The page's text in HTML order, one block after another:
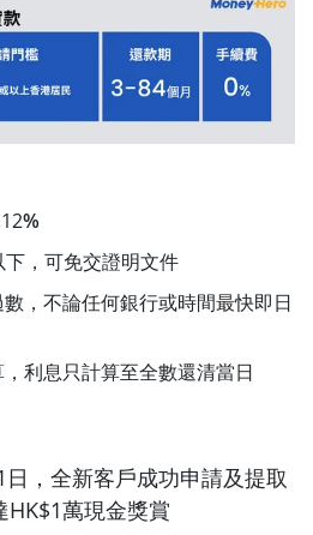
%
，可免交證明文件
，不論任何銀行或時間最快即日
利息只計算至全數還清當日
，全新客戶成功申請及提取
萬現金獎賞